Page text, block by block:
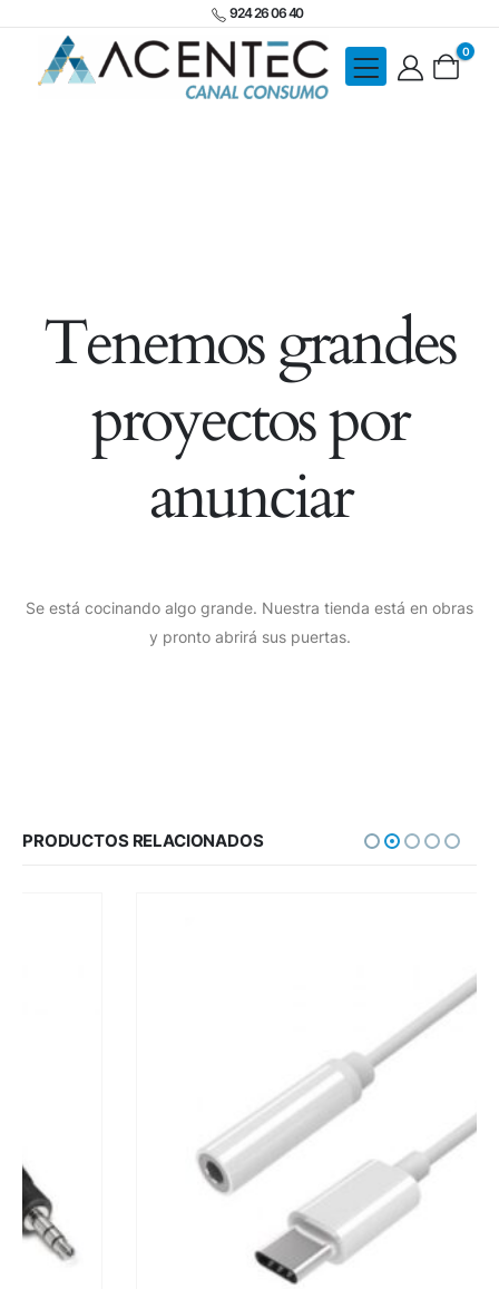
924 26 06 40
0
Tenemos grandes
proyectos por
anunciar
Se está cocinando algo grande. Nuestra tienda está en obras
y pronto abrirá sus puertas.
PRODUCTOS RELACIONADOS